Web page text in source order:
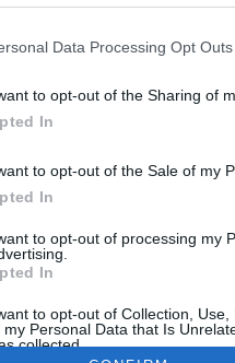
Data Processing Opt Outs
to opt-out of the Sharing of
In
to opt-out of the Sale of my
In
to opt-out of processing my
In
to opt-out of Collection,
my Personal Data that Is
collected.